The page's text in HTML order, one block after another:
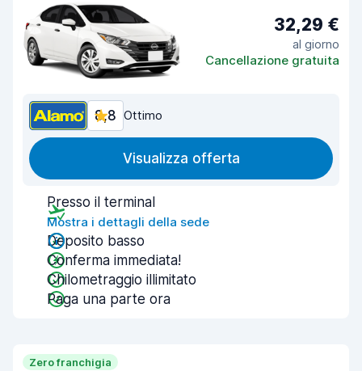
32,29 €
al giorno
Cancellazione gratuita
8,8 Ottimo
Visualizza offerta
Presso il terminal
Mostra i dettagli della sede
Deposito basso
Conferma immediata!
Chilometraggio illimitato
Paga una parte ora
Zero franchigia